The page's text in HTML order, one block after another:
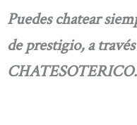
Puedes chatear
de prestigio, a